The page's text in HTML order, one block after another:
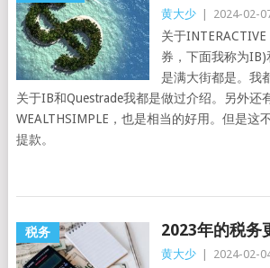
黄大少 2024-02-
关于INTERACTIVE
券，下面我称为IB)
是满大街都是。我
关于IB和Questrade我都是做过介绍。另外还
WEALTHSIMPLE，也是相当的好用。但是这
提款。
税务 2023年的税务
黄大少 2024-02-